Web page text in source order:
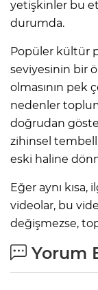
yetişkinler bu
durumda.
Popüler kültür
seviyesinin bir
olmasının pek
nedenler
doğrudan
zihinsel
eski haline
Eğer aynı
videolar, bu
değişmezse,
Yorum